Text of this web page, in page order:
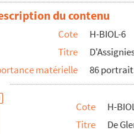
du contenu
Cote
H-BIOL-6
Titre
matérielle
86
Cote
H-
Titre
De